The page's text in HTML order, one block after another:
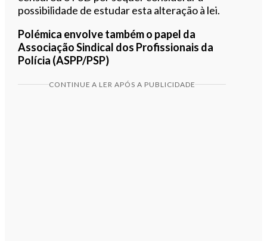
possibilidade de estudar esta alteração à lei.
Polémica envolve também o papel da
Associação Sindical dos Profissionais da
Polícia (ASPP/PSP)
CONTINUE A LER APÓS A PUBLICIDADE